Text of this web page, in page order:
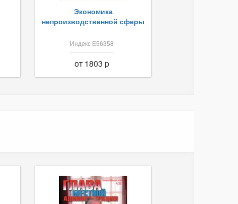
Экономика
непроизводственной сферы
Индекс Е56358
от 1803 p